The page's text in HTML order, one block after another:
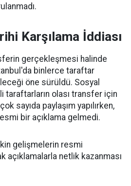
Karşılama İddiası
gerçekleşmesi halinde
binlerce taraftar
öne sürüldü. Sosyal
taraftarların olası transfer için
sayıda paylaşım yapılırken,
bir açıklama gelmedi.
gelişmelerin resmi
açıklamalarla netlik kazanması